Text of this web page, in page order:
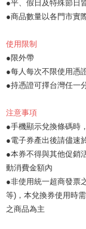
●平、假日及特殊節日
●商品數量以各門市實
使用限制
●限外帶
●每人每次不限使用憑
●持憑證可擇台灣任一
注意事項
●手機顯示兌換條碼時
●電子券產出後請儘速
●本券不得與其他促銷
動消費金額內
●非使用統一超商發票
等)，本兌換券使用時
之商品為主